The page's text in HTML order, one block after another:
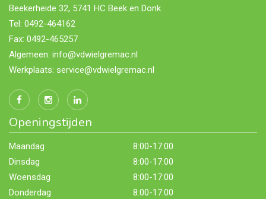
Beekerheide 32, 5741 HC Beek en Donk
Tel: 0492-464162
Fax: 0492-465257
Algemeen: info@vdwielgremac.nl
Werkplaats: service@vdwielgremac.nl
Openingstijden
Maandag
8:00-17:00
Dinsdag
8:00-17:00
Woensdag
8:00-17:00
Donderdag
8:00-17:00